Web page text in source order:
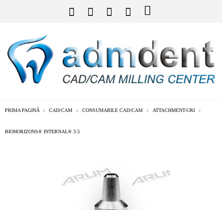
PRIMA PAGINĂ CAD/CAM CONSUMABILE CAD/CAM ATTACHMENT-URI
BIOHORIZONS® INTERNAL® 3.5